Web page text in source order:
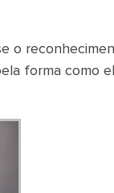
o
forma como